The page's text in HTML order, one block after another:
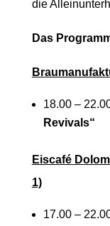
die
Das
18.00 –
Revivals“
Eiscafé
1)
17.00 –